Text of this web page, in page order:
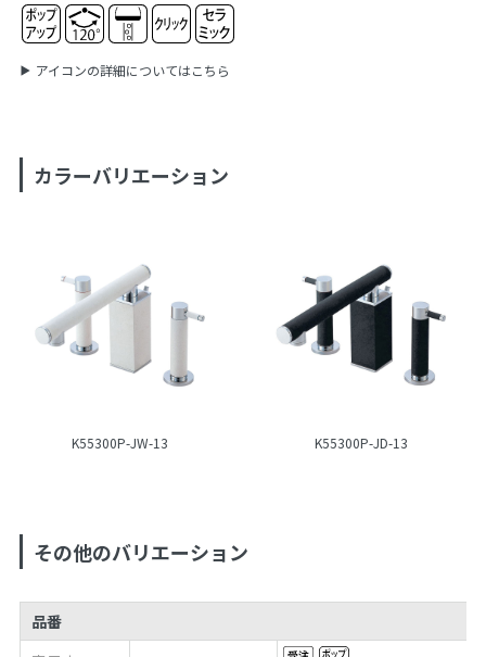
アイコンの詳細についてはこちら
カラーバリエーション
K55300P-JW-13 K55300P-JD-13
その他のバリエーション
品番